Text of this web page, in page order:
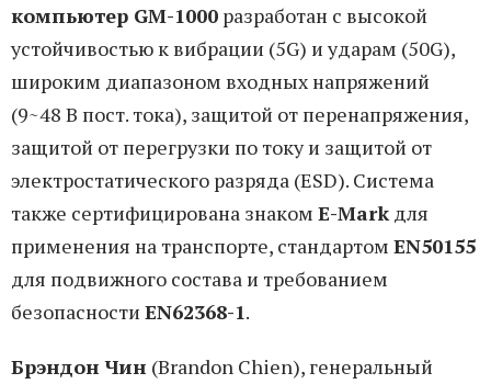
компьютер GM-1000 разработан с высокой
устойчивостью к вибрации (5G) и ударам (50G),
широким диапазоном входных напряжений
(9~48 В пост. тока), защитой от перенапряжения,
защитой от перегрузки по току и защитой от
электростатического разряда (ESD). Система
также сертифицирована знаком E-Mark для
применения на транспорте, стандартом EN50155
для подвижного состава и требованием
безопасности EN62368-1.
Брэндон Чин (Brandon Chien), генеральный